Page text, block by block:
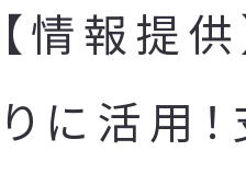
【情報提供
りに活用